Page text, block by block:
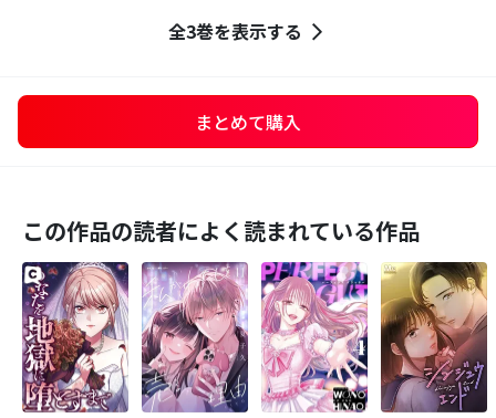
全3巻を表示する
まとめて購入
この作品の読者によく読まれている作品